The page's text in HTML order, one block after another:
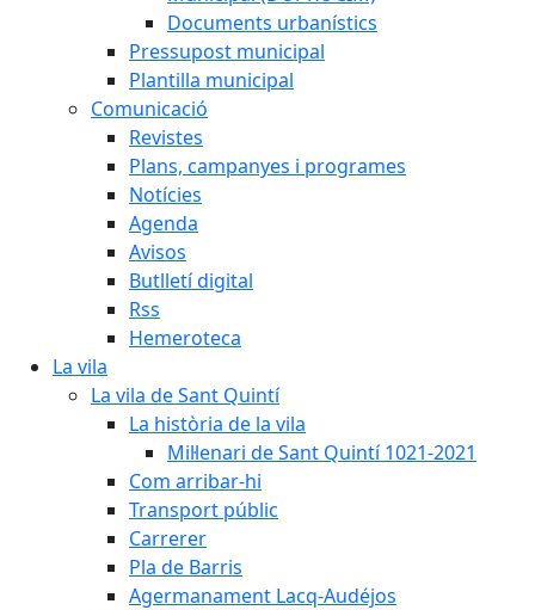
Documents urbanístics
Pressupost municipal
Plantilla municipal
Comunicació
Revistes
Plans, campanyes i programes
Notícies
Agenda
Avisos
Butlletí digital
Rss
Hemeroteca
La vila
La vila de Sant Quintí
La història de la vila
Mil·lenari de Sant Quintí 1021-2021
Com arribar-hi
Transport públic
Carrerer
Pla de Barris
Agermanament Lacq-Audéjos